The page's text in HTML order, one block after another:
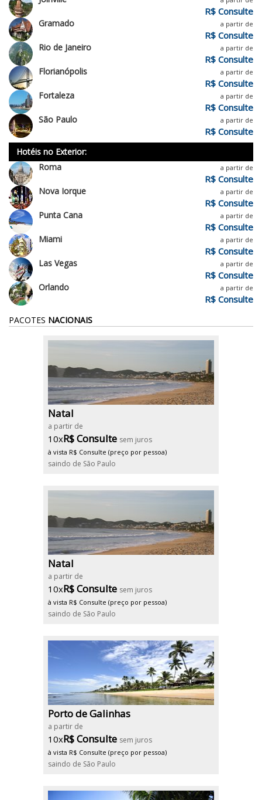
R$ Consulte
Gramado a partir de
R$ Consulte
Rio de Janeiro a partir de
R$ Consulte
Florianópolis a partir de
R$ Consulte
Fortaleza a partir de
R$ Consulte
São Paulo a partir de
R$ Consulte
Hotéis no Exterior:
Roma
a partir de
R$ Consulte
Nova Iorque a partir de
R$ Consulte
Punta Cana a partir de
R$ Consulte
Miami a partir de
R$ Consulte
Las Vegas a partir de
R$ Consulte
Orlando a partir de
R$ Consulte
PACOTES NACIONAIS
Natal
a partir de
10xR$ Consulte sem juros
à vista R$ Consulte (preço por pessoa)
saindo de São Paulo
Natal
a partir de
10xR$ Consulte sem juros
à vista R$ Consulte (preço por pessoa)
saindo de São Paulo
Porto de Galinhas
a partir de
10xR$ Consulte sem juros
à vista R$ Consulte (preço por pessoa)
saindo de São Paulo